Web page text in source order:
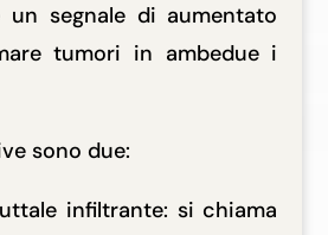
un segnale di aumentato
tumori in ambedue i
sono due:
infiltrante: si chiama